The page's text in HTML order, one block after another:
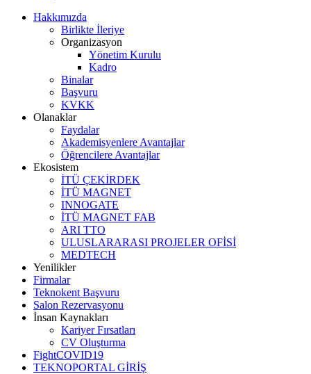
Hakkımızda
Birlikte İleriye
Organizasyon
Yönetim Kurulu
Kadro
Binalar
Başvuru
KVKK
Olanaklar
Faydalar
Akademisyenlere Avantajlar
Öğrencilere Avantajlar
Ekosistem
İTÜ ÇEKİRDEK
İTÜ MAGNET
INNOGATE
İTÜ MAGNET FAB
ARI TTO
ULUSLARARASI PROJELER OFİSİ
MEDTECH
Yenilikler
Firmalar
Teknokent Başvuru
Salon Rezervasyonu
İnsan Kaynakları
Kariyer Fırsatları
CV Oluşturma
FightCOVID19
TEKNOPORTAL GİRİŞ